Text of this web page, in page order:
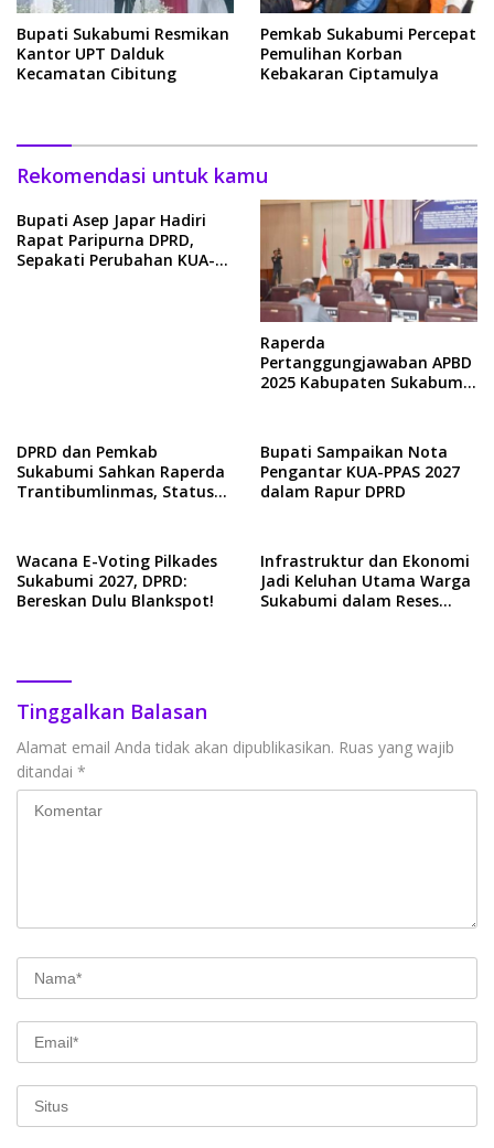
Bupati Sukabumi Resmikan
Kantor UPT Dalduk
Kecamatan Cibitung
Pemkab Sukabumi Percepat
Pemulihan Korban
Kebakaran Ciptamulya
Rekomendasi untuk kamu
Bupati Asep Japar Hadiri
Rapat Paripurna DPRD,
Sepakati Perubahan KUA-
Raperda
Pertanggungjawaban APBD
2025 Kabupaten Sukabumi
DPRD dan Pemkab
Sukabumi Sahkan Raperda
Trantibumlinmas, Status
Bupati Sampaikan Nota
Pengantar KUA-PPAS 2027
dalam Rapur DPRD
Wacana E-Voting Pilkades
Sukabumi 2027, DPRD:
Bereskan Dulu Blankspot!
Infrastruktur dan Ekonomi
Jadi Keluhan Utama Warga
Sukabumi dalam Reses
Tinggalkan Balasan
Alamat email Anda tidak akan dipublikasikan. Ruas yang wajib
ditandai *